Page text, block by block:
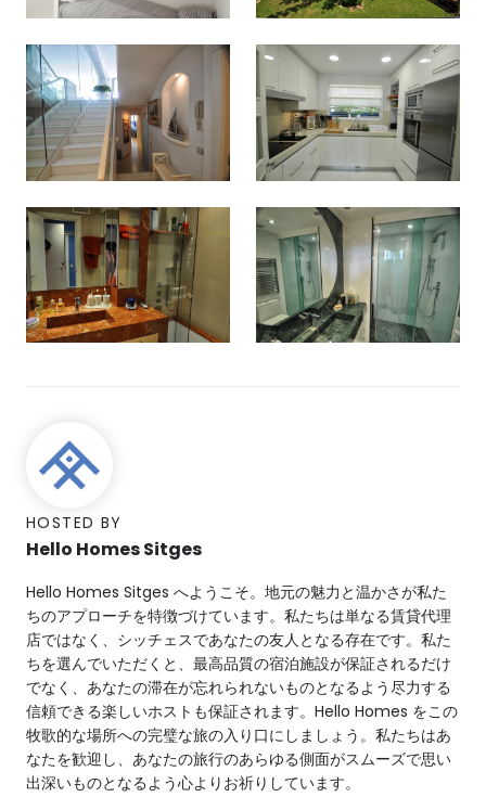
HOSTED BY
Hello Homes Sitges
Hello Homes Sitges へようこそ。地元の魅力と温かさが私た
ちのアプローチを特徴づけています。私たちは単なる賃貸代理
店ではなく、シッチェスであなたの友人となる存在です。私た
ちを選んでいただくと、最高品質の宿泊施設が保証されるだけ
でなく、あなたの滞在が忘れられないものとなるよう尽力する
信頼できる楽しいホストも保証されます。Hello Homes をこの
牧歌的な場所への完璧な旅の入り口にしましょう。私たちはあ
なたを歓迎し、あなたの旅行のあらゆる側面がスムーズで思い
出深いものとなるよう心よりお祈りしています。